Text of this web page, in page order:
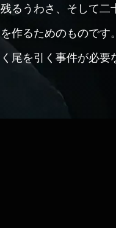
残るうわさ、そして二
を作るためのもので
く尾を引く事件が必要